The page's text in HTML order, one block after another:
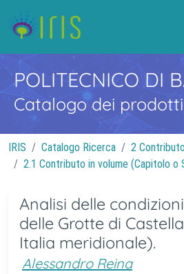
POLITECNICO DI
Catalogo dei
IRIS Catalogo Ricerca
2
2.1 Contributo in volume (Capitolo o
Analisi delle
delle Grotte di
Italia meridionale).
Alessandro Reina